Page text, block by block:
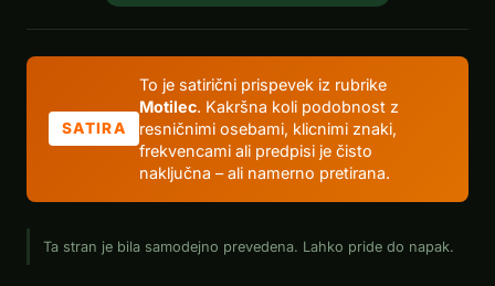
SATIRA
To je satirični prispevek iz rubrike
Motilec. Kakršna koli podobnost z
resničnimi osebami, klicnimi znaki,
frekvencami ali predpisi je čisto
naključna – ali namerno pretirana.
Ta stran je bila samodejno prevedena. Lahko pride do napak.